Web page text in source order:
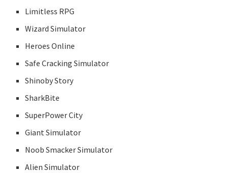
Limitless RPG
Wizard Simulator
Heroes Online
Safe Cracking Simulator
Shinoby Story
SharkBite
SuperPower City
Giant Simulator
Noob Smacker Simulator
Alien Simulator